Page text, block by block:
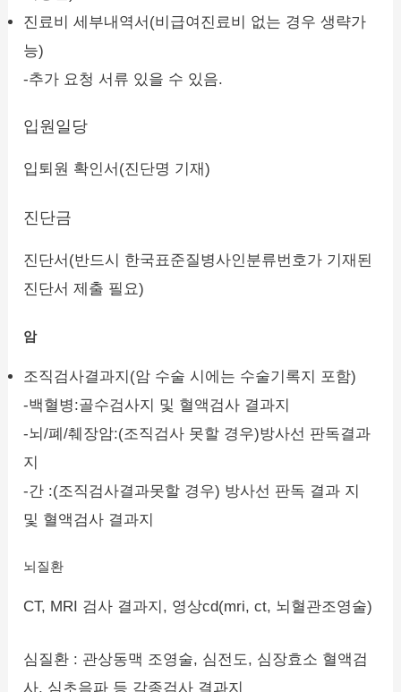
진료비 세부내역서(비급여진료비 없는 경우 생략가
능)
-추가 요청 서류 있을 수 있음.
입원일당
입퇴원 확인서(진단명 기재)
진단금
진단서(반드시 한국표준질병사인분류번호가 기재된
진단서 제출 필요)
암
조직검사결과지(암 수술 시에는 수술기록지 포함)
-백혈병:골수검사지 및 혈액검사 결과지
-뇌/폐/췌장암:(조직검사 못할 경우)방사선 판독결과
지
-간 :(조직검사결과못할 경우) 방사선 판독 결과 지
및 혈액검사 결과지
뇌질환
CT, MRI 검사 결과지, 영상cd(mri, ct, 뇌혈관조영술)
심질환 : 관상동맥 조영술, 심전도, 심장효소 혈액검
사, 심초음파 등 각종검사 결과지